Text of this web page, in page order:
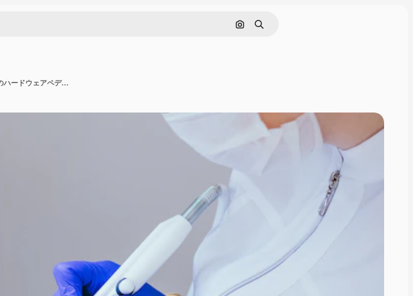
画像で検索
検索
医療ペディキュア手順で電気機器クライアントを使用したプロのハードウェアペディキュア